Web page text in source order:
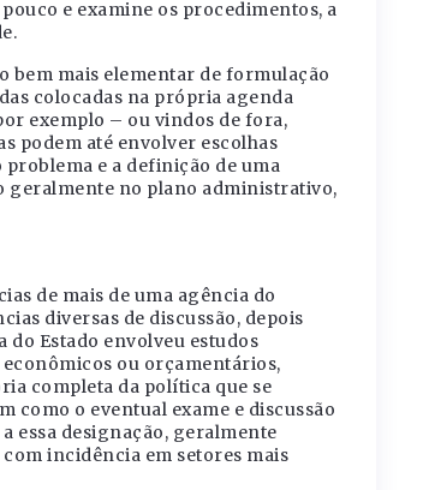
e examine os procedimentos, a
bem mais elementar de formulação
colocadas na própria agenda
exemplo – ou vindos de fora,
podem até envolver escolhas
e a definição de uma
geralmente no plano administrativo,
de mais de uma agência do
diversas de discussão, depois
do Estado envolveu estudos
ou orçamentários,
completa da política que se
como o eventual exame e discussão
essa designação, geralmente
incidência em setores mais